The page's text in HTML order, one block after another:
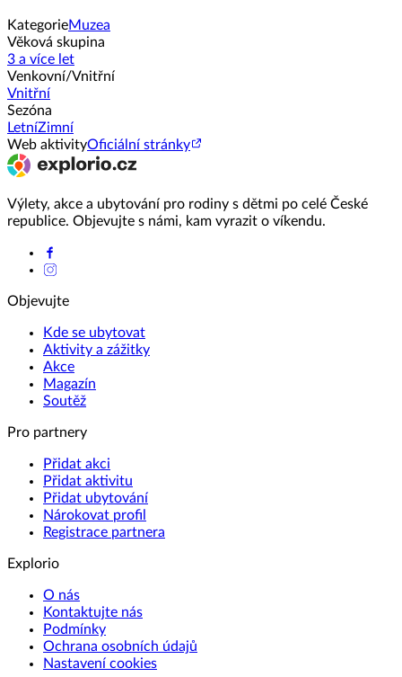
KategorieMuzea
Věková skupina
3 a více let
Venkovní/Vnitřní
Vnitřní
Sezóna
LetníZimní
Web aktivityOficiální stránky
Výlety, akce a ubytování pro rodiny s dětmi po celé České
republice. Objevujte s námi, kam vyrazit o víkendu.
Objevujte
Kde se ubytovat
Aktivity a zážitky
Akce
Magazín
Soutěž
Pro partnery
Přidat akci
Přidat aktivitu
Přidat ubytování
Nárokovat profil
Registrace partnera
Explorio
O nás
Kontaktujte nás
Podmínky
Ochrana osobních údajů
Nastavení cookies